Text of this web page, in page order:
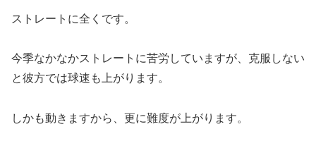
ストレートに全くです。
今季なかなかストレートに苦労していますが、克服しない
と彼方では球速も上がります。
しかも動きますから、更に難度が上がります。